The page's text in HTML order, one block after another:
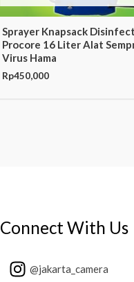
Sprayer Knapsack
Procore 16 Liter Alat
Virus Hama
Rp450,000
Connect With Us
@jakarta_camera